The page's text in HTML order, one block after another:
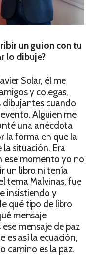
un guion con tu
lo dibuje?
Solar, él me
y colegas,
dibujantes cuando
Alguien me
una anécdota
la forma en que la
la situación. Era
ese momento yo no
un libro ni tenía
tema Malvinas, fue
insistiendo y
qué tipo de libro
mensaje
mensaje de paz
es así la ecuación,
camino es la paz.